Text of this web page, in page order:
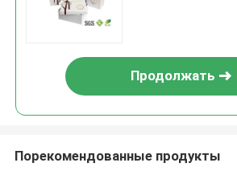
Продолжать
Порекомендованные продукты